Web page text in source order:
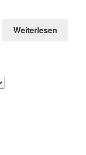
Weiterlesen